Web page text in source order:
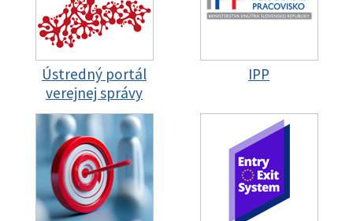
Ústredný portál
verejnej správy
IPP